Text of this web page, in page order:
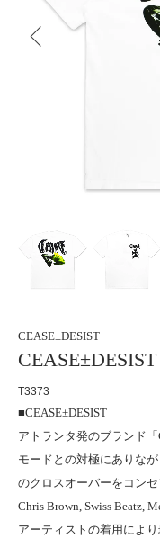
CEASE±DESIST
T3373
■CEASE±DESIST
アトランタ発のブランド「
モードとの対極にありな
のクロスオーバーをコンセ
Chris Brown, Swiss Beatz,
アーティストの着用によ